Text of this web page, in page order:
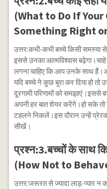
(What to Do If Your
Something Right
उत्तर:कभी-कभी बच्चे किसी समस्या
इससे उनका आत्मविश्वास
लगना चाहिए कि आप उनके साथ
यदि बच्चे ने कुछ बुरा कर दिया हो
दूरगामी परिणामों को
अपनी हर बात शेयर करेंगे।हो सके तो
टहलने निकलें।इस दौरान उन्हें
सीखें।
प्रश्न:3.बच्चों के साथ
(How Not to
उत्तर:जरूरत से ज्यादा लाड़-प्यार न